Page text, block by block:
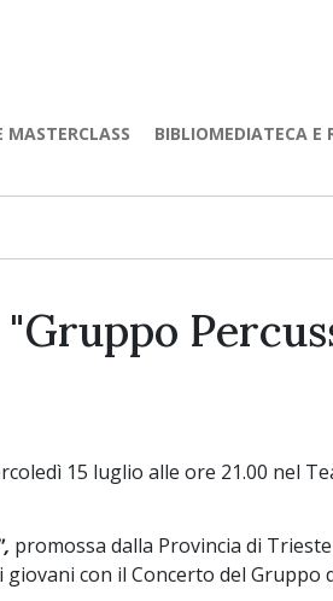
BIBLIOMEDIATECA E
15 luglio alle ore 21.00 nel
promossa dalla Provincia di
con il Concerto del Gruppo